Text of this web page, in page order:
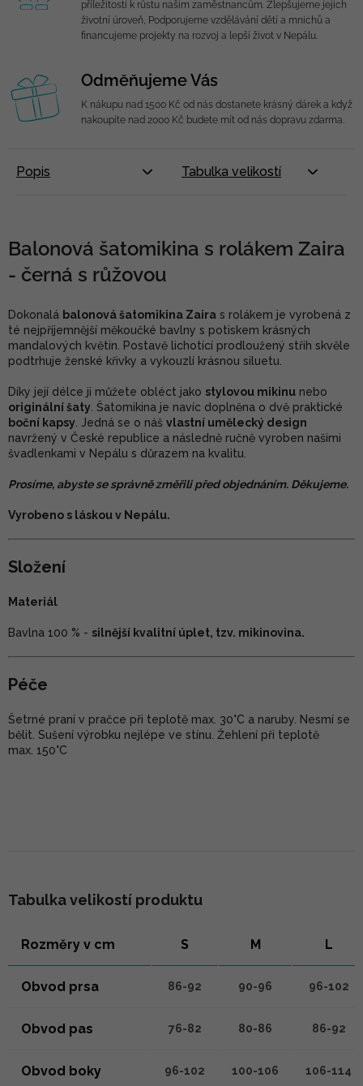
příležitosti k růstu našim zaměstnancům. Zlepšujeme jejich
životní úroveň, Podporujeme vzdělávání dětí a mnichů a
financujeme projekty na rozvoj a lepší život v Nepálu.
Odměňujeme Vás
K nákupu nad 1500 Kč od nás dostanete krásný dárek a když
nakoupíte nad 2000 Kč budete mít od nás dopravu zdarma.
Popis Tabulka velikostí
Balonová šatomikina s rolákem Zaira
- černá s růžovou
Dokonalá balonová šatomikina Zaira s rolákem je vyrobená z
té nejpříjemnější měkoučké bavlny s potiskem krásných
mandalových květin. Postavě lichotící prodloužený střih skvěle
podtrhuje ženské křivky a vykouzlí krásnou siluetu.
Díky její délce ji můžete obléct jako stylovou mikinu nebo
originální šaty . Šatomikina je navíc doplněna o dvě praktické
boční kapsy . Jedná se o náš vlastní umělecký design
navržený v České republice a následně ručně vyroben našimi
švadlenkami v Nepálu s důrazem na kvalitu.
Prosíme, abyste se správně změřili před objednáním. Děkujeme.
Vyrobeno s láskou v Nepálu.
Složení
Materiál
Bavlna 100 % - silnější kvalitní úplet, tzv. mikinovina.
Péče
Šetrné praní v pračce při teplotě max. 30°C a naruby. Nesmí se
bělit. Sušení výrobku nejlépe ve stínu. Žehlení při teplotě
max. 150°C
Tabulka velikostí produktu
Rozměry v cm S M L
Obvod prsa 86-92 90-96 96-102
Obvod pas 76-82 80-86 86-92
Obvod boky 96-102 100-106 106-114